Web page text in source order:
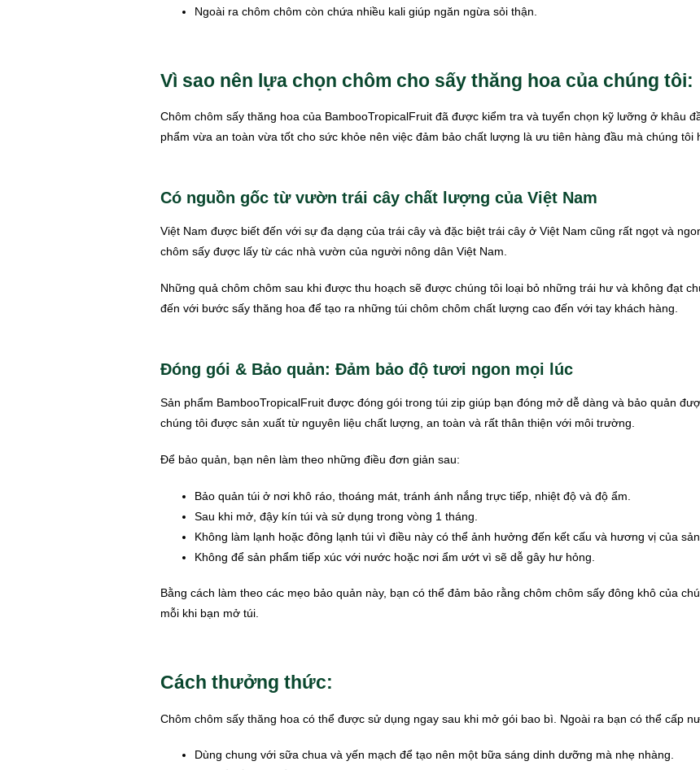
Ngoài ra chôm chôm còn chứa nhiều kali giúp ngăn ngừa sỏi thận.
Vì sao nên lựa chọn chôm cho sấy thăng hoa của chúng tôi:
Chôm chôm sấy thăng hoa của BambooTropicalFruit đã được kiểm tra và tuyển chọn kỹ lưỡng ở khâu
phẩm vừa an toàn vừa tốt cho sức khỏe nên việc đảm bảo chất lượng là ưu tiên hàng đầu mà chúng tôi
Có nguồn gốc từ vườn trái cây chất lượng của Việt Nam
Việt Nam được biết đến với sự đa dạng của trái cây và đặc biệt trái cây ở Việt Nam cũng rất ngọt và
chôm sấy được lấy từ các nhà vườn của người nông dân Việt Nam.
Những quả chôm chôm sau khi được thu hoạch sẽ được chúng tôi loại bỏ những trái hư và không đạt
đến với bước sấy thăng hoa để tạo ra những túi chôm chôm chất lượng cao đến với tay khách hàng.
Đóng gói & Bảo quản: Đảm bảo độ tươi ngon mọi lúc
Sản phẩm BambooTropicalFruit được đóng gói trong túi zip giúp bạn đóng mở dễ dàng và bảo quản
chúng tôi được sản xuất từ nguyên liệu chất lượng, an toàn và rất thân thiện với môi trường.
Để bảo quản, bạn nên làm theo những điều đơn giản sau:
Bảo quản túi ở nơi khô ráo, thoáng mát, tránh ánh nắng trực tiếp, nhiệt độ và độ ẩm.
Sau khi mở, đậy kín túi và sử dụng trong vòng 1 tháng.
Không làm lạnh hoặc đông lạnh túi vì điều này có thể ảnh hưởng đến kết cấu và hương vị của sản
Không để sản phẩm tiếp xúc với nước hoặc nơi ẩm ướt vì sẽ dễ gây hư hỏng.
Bằng cách làm theo các mẹo bảo quản này, bạn có thể đảm bảo rằng chôm chôm sấy đông khô của
mỗi khi bạn mở túi.
Cách thưởng thức:
Chôm chôm sấy thăng hoa có thể được sử dụng ngay sau khi mở gói bao bì. Ngoài ra bạn có thể cấp
Dùng chung với sữa chua và yến mạch để tạo nên một bữa sáng dinh dưỡng mà nhẹ nhàng.